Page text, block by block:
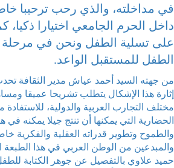
في مداخلته، والذي رحب ترحيبا
داخل الحرم الجامعي اختيارا
على تسلية الطفل ونحن في مرحلة
الطفل للمستقبل الواعد.
من جهته السيد أحمد عياش مدير الثقافة تحدث
إثارة هذا الإشكال يتطلب تشريحا عميقا
مختلف التجارب العربية والدولية،
الحضارية التي يمكنها أن تنتج جيلا يمكنه
والطموح وتطوير قدراته العقلية والفكرية
والمبدعين من الوطن العربي في هذا الطبعة
حميد علاوي بالتفصيل عن جوهر الكتابة